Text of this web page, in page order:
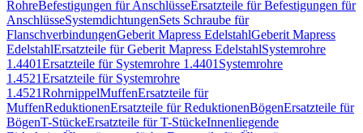
RohreBefestigungen für AnschlüsseErsatzteile für Befestigungen für
AnschlüsseSystemdichtungenSets Schraube für
FlanschverbindungenGeberit Mapress EdelstahlGeberit Mapress
EdelstahlErsatzteile für Geberit Mapress EdelstahlSystemrohre
1.4401Ersatzteile für Systemrohre 1.4401 Systemrohre
1.4521Ersatzteile für Systemrohre
1.4521RohrnippelMuffenErsatzteile für
MuffenReduktionenErsatzteile für ReduktionenBögenErsatzteile für
BögenT-StückeErsatzteile für T-StückeInnenliegende